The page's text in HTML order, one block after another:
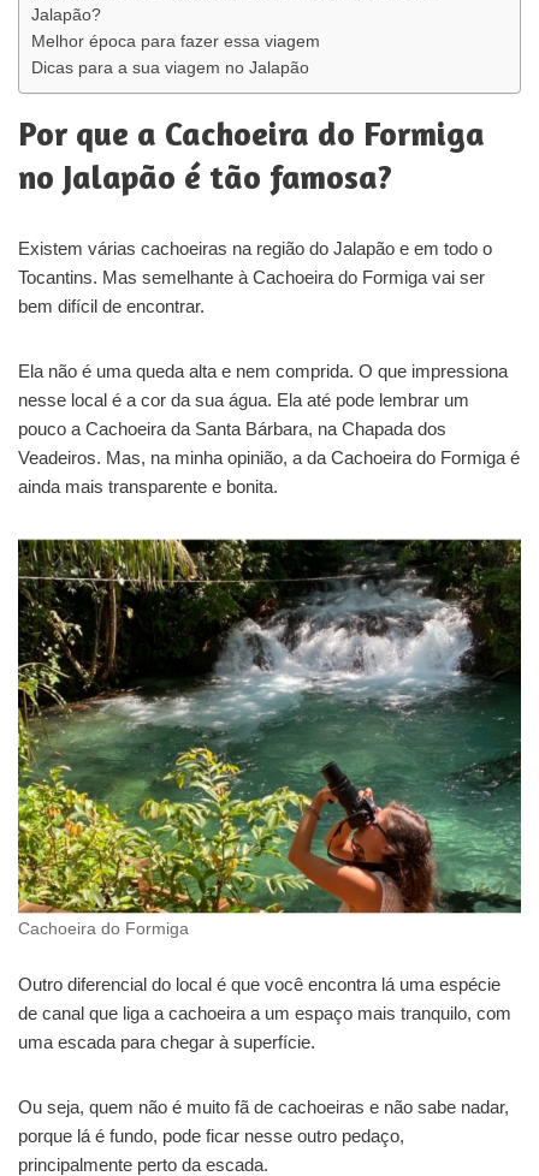
Jalapão?
Melhor época para fazer essa viagem
Dicas para a sua viagem no Jalapão
Por que a Cachoeira do Formiga
no Jalapão é tão famosa?
Existem várias cachoeiras na região do Jalapão e em todo o
Tocantins. Mas semelhante à Cachoeira do Formiga vai ser
bem difícil de encontrar.
Ela não é uma queda alta e nem comprida. O que impressiona
nesse local é a cor da sua água. Ela até pode lembrar um
pouco a Cachoeira da Santa Bárbara, na Chapada dos
Veadeiros. Mas, na minha opinião, a da Cachoeira do Formiga é
ainda mais transparente e bonita.
Cachoeira do Formiga
Outro diferencial do local é que você encontra lá uma espécie
de canal que liga a cachoeira a um espaço mais tranquilo, com
uma escada para chegar à superfície.
Ou seja, quem não é muito fã de cachoeiras e não sabe nadar,
porque lá é fundo, pode ficar nesse outro pedaço,
principalmente perto da escada.